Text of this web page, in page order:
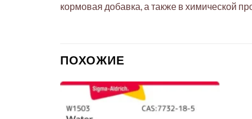
кормовая добавка, а также в химической
ПОХОЖИЕ